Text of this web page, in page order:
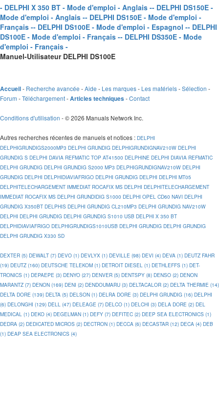
- DELPHI X 350 BT - Mode d'emploi - Anglais -- DELPHI DS150E -
Mode d'emploi - Anglais -- DELPHI DS150E - Mode d'emploi -
Français -- DELPHI DS100E - Mode d'emploi - Espagnol -- DELPHI
DS100E - Mode d'emploi - Français -- DELPHI DS350E - Mode
d'emploi - Français -
Manuel-Utilisateur DELPHI DS100E
Accueil- Recherche avancée -Aide - Les marques- Les matériels-Sélection -
Forum -Téléchargement-Articles techniques -Contact
Conditions d'utilisation - © 2026 Manuals Network Inc.
Autres recherches récentes de manuels et notices : DELPHI
DELPHIGRUNDIGS2000MP3 DELPHI GRUNDIG DELPHIGRUNDIGNAV210W DELPHI
GRUNDIG S DELPHI DAVIA REFMATIC TOP AT41500 DELPHINE DELPHI DIAVIA REFMATIC
DELPHI GRUNDIG DELPHI GRUNDIG S2000 MP3 DELPHIGRUNDIGNAV210W DELPHI
GRUNDIG DELPHI DELPHIDIAVIAFRIGO DELPHI GRUNDIG DELPHI DELPHI MT05
DELPHITELECHARGEMENT IMMEDIAT ROCAFIX MS DELPHI DELPHITELECHARGEMENT
IMMEDIAT ROCAFIX MS DELPHI GRUNDIDIG S1000 DELPHI OPEL CD60 NAVI DELPHI
GRUNDIG X350BT DELPHIS DELPHI GRUNDIG CL210MP3 DELPHI GRUNDIG NAV210W
DELPHI DELPHI GRUNDIG DELPHI GRUNDIG S1010 USB DELPHI X 350 BT
DELPHIDIAVIAFRIGO DELPHIGRUNDIGS1010USB DELPHI GRUNDIG DELPHI GRUNDIG
DELPHI GRUNDIG X330 SD
DEXTER (5) DEWALT (7) DEVO (1) DEVLYX (1) DEVILLE (98) DEVI (4) DEVA (1) DEUTZ FAHR
(19) DEUTZ (160) DEUTSCHE TELEKOM (1) DETROIT DIESEL (1) DETHLEFFS (1) DET-
TRONICS (1) DEPAEPE (3) DENYO (27) DENVER (5) DENTSPY (8) DENSO (2) DENON
MARANTZ (7) DENON (169) DENI (2) DENDOUMARU (3) DELTACALOR (2) DELTA THERMIE (14)
DELTA DORE (139) DELTA (5) DELSON (1) DELRA DORE (3) DELPHI GRUNDIG (16) DELPHI
(6) DELONGHI (129) DELL (47) DELEAGE (7) DELCO (1) DELCHI (3) DELA DORE (2) DEL
MEDICAL (1) DEKO (4) DEGELMAN (1) DEFY (7) DEFITEC (2) DEEP SEA ELECTRONICS (1)
DEDRA (2) DEDICATED MICROS (2) DECTRON (1) DECCA (6) DECASTAR (12) DECA (4) DEB
(1) DEAP SEA ELECTRONICS (4)